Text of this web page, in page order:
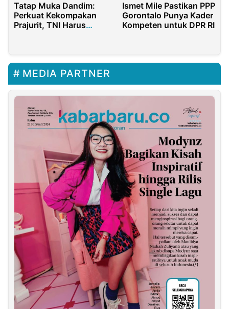
Tatap Muka Dandim:
Perkuat Kekompakan
Prajurit, TNI Harus
Ismet Mile Pastikan PPP
Gorontalo Punya Kader
Kompeten untuk DPR RI
MEDIA PARTNER